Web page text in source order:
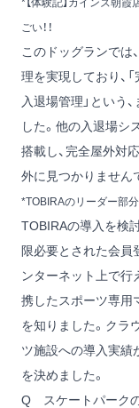
ごい！！
このドッグランでは、
理を実現しており、
入退場管理」という
した。他の入退場シ
搭載し、完全屋外対
外に見つかりません
*TOBIRAのリーダー部
TOBIRAの導入を検
限必要とされた会員
ンターネット上で行
携したスポーツ専用
を知りました。クラ
ツ施設への導入実績
を決めました。
Q スケートパーク